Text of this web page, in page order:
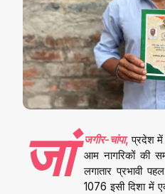
जां जगीर-चांपा, प्रदेश में
आम नागरिकों की
लगातार प्रभावी
1076 इसी दिशा में